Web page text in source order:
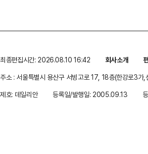
최종편집시간: 2026.08.10 16:42 회사소개
주소 : 서울특별시 용산구 서빙고로 17, 18층(한강로3가,
제호: 데일리안
등록일/발행일: 2005.09.13